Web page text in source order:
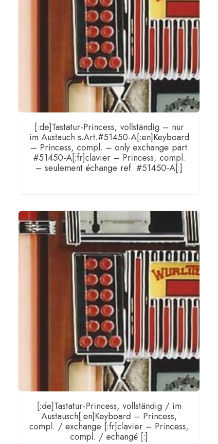
[:de]Tastatur-Princess, vollständig – nur
im Austauch s.Art.#51450-A[:en]Keyboard
– Princess, compl. – only exchange part
#51450-A[:fr]clavier – Princess, compl.
– seulement échange ref. #51450-A[:]
WEITERLESEN
[:de]Tastatur-Princess, vollständig / im
Austausch[:en]Keyboard – Princess,
compl. / exchange [:fr]clavier – Princess,
compl. / echangé [:]